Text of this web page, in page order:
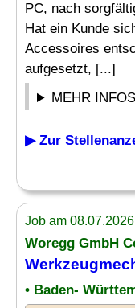
PC, nach
Hat ein Kunde
Accessoires
aufgesetzt, [...]
MEHR
▶ Zur
Job am
Woregg GmbH
• Baden-